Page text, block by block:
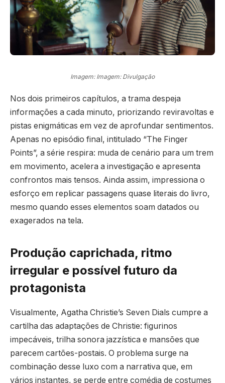
Imagem: Imagem: Divulgação
Nos dois primeiros capítulos, a trama despeja
informações a cada minuto, priorizando reviravoltas e
pistas enigmáticas em vez de aprofundar sentimentos.
Apenas no episódio final, intitulado “The Finger
Points”, a série respira: muda de cenário para um trem
em movimento, acelera a investigação e apresenta
confrontos mais tensos. Ainda assim, impressiona o
esforço em replicar passagens quase literais do livro,
mesmo quando esses elementos soam datados ou
exagerados na tela.
Produção caprichada, ritmo
irregular e possível futuro da
protagonista
Visualmente, Agatha Christie’s Seven Dials cumpre a
cartilha das adaptações de Christie: figurinos
impecáveis, trilha sonora jazzística e mansões que
parecem cartões-postais. O problema surge na
combinação desse luxo com a narrativa que, em
vários instantes, se perde entre comédia de costumes